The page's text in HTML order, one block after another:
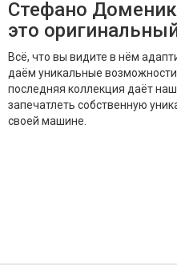
Стефано
это
Всё, что вы видите в нём
даём уникальные
последняя коллекция даёт
запечатлеть собственную
своей машине.